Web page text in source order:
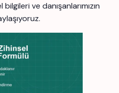
ve danışanlarımızın